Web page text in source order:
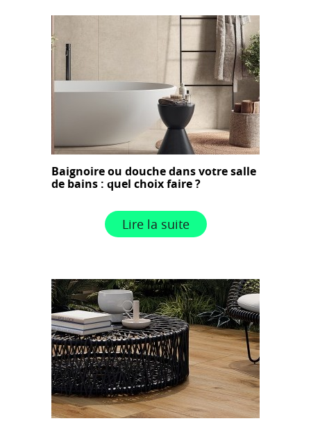
Baignoire ou douche dans votre salle
de bains : quel choix faire ?
Lire la suite